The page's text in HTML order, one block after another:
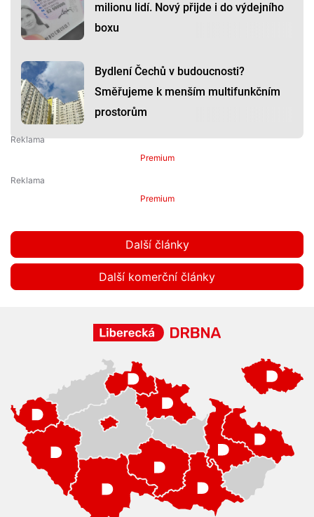
milionu lidí. Nový přijde i do výdejního
boxu
Bydlení Čechů v budoucnosti?
Směřujeme k menším multifunkčním
prostorům
Premium
Premium
Další články
Další komerční články